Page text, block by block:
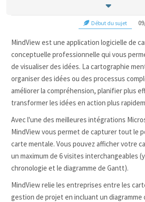
Début du sujet
MindView est une application logicielle de
conceptuelle professionnelle qui vous
de visualiser des idées. La cartographie
organiser des idées ou des processus
améliorer la compréhension, planifier plus
transformer les idées en action plus
Avec l'une des meilleures intégrations
MindView vous permet de capturer tout le
carte mentale. Vous pouvez afficher votre
un maximum de 6 visites interchangeables
chronologie et le diagramme de Gantt).
MindView relie les entreprises entre les
gestion de projet en incluant un diagramme